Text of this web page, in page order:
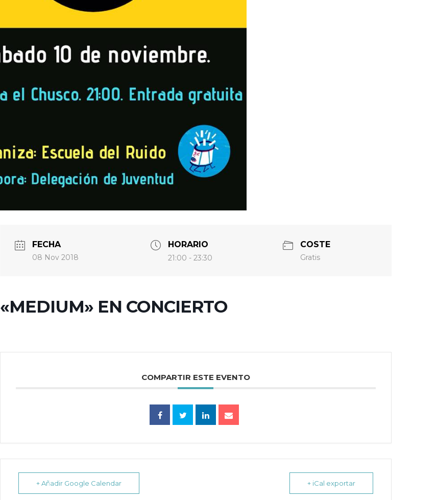
FECHA
08 Nov 2018
HORARIO
21:00 - 23:30
COSTE
Gratis
«MEDIUM» EN CONCIERTO
COMPARTIR ESTE EVENTO
+ Añadir Google Calendar + iCal exportar